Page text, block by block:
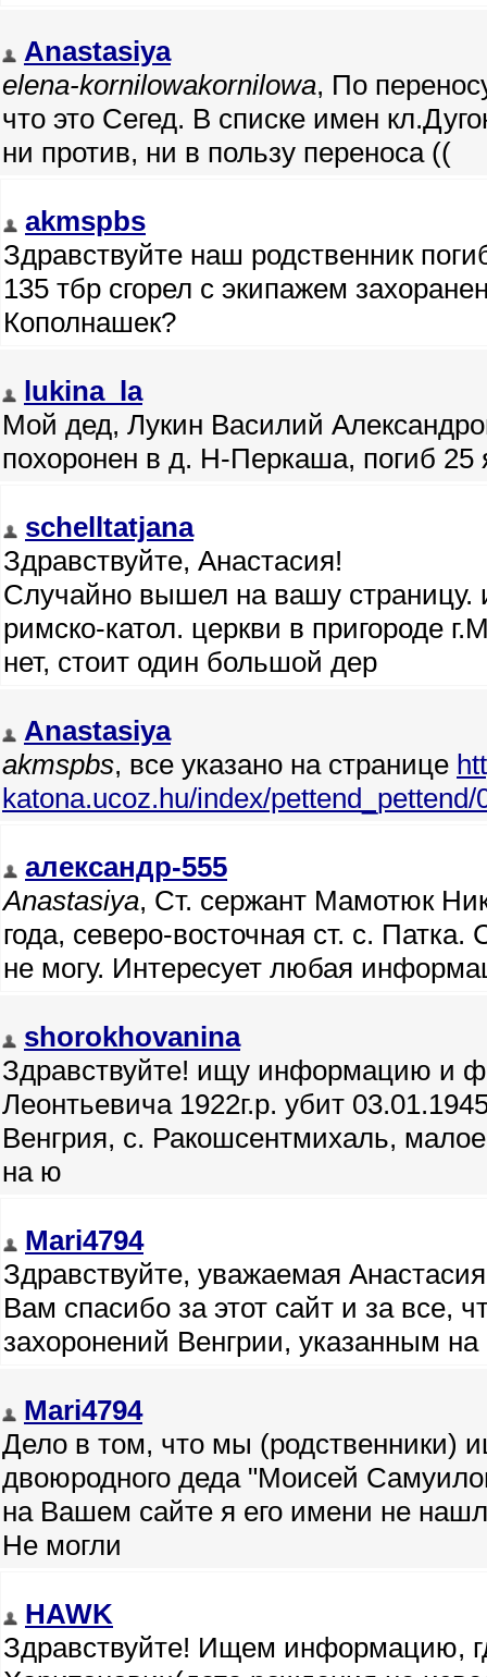
Anastasiya
elena-kornilowakornilowa, По
что это Сегед. В списке имен
ни против, ни в пользу переноса ((
akmspbs
Здравствуйте наш родственник
135 тбр сгорел с экипажем
Кополнашек?
lukina_la
Мой дед, Лукин Василий
похоронен в д. Н-Перкаша, погиб 25
schelltatjana
Здравствуйте, Анастасия!
Случайно вышел на вашу страницу.
римско-катол. церкви в пригороде
нет, стоит один большой дер
Anastasiya
akmspbs, все указано на странице
katona.ucoz.hu/index/pettend_pettend/
александр-555
Anastasiya, Ст. сержант Мамотюк
года, северо-восточная ст. с. Патка.
не могу. Интересует любая
shorokhovanina
Здравствуйте! ищу информацию и
Леонтьевича 1922г.р. убит
Венгрия, с. Ракошсентмихаль,
на ю
Mari4794
Здравствуйте, уважаемая
Вам спасибо за этот сайт и за все,
захоронений Венгрии, указанным
Mari4794
Дело в том, что мы (родственники)
двоюродного деда "Моисей
на Вашем сайте я его имени не
Не могли
HAWK
Здравствуйте! Ищем информацию,